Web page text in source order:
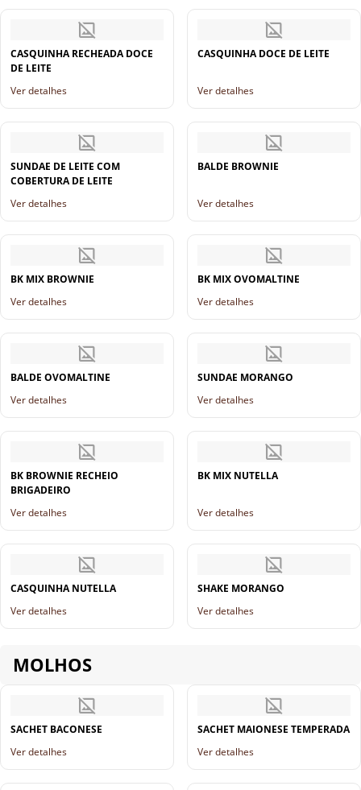
CASQUINHA RECHEADA DOCE
DE LEITE
Ver detalhes
CASQUINHA DOCE DE LEITE
Ver detalhes
SUNDAE DE LEITE COM
COBERTURA DE LEITE
Ver detalhes
BALDE BROWNIE
Ver detalhes
BK MIX BROWNIE
Ver detalhes
BK MIX OVOMALTINE
Ver detalhes
BALDE OVOMALTINE
Ver detalhes
SUNDAE MORANGO
Ver detalhes
BK BROWNIE RECHEIO
BRIGADEIRO
Ver detalhes
BK MIX NUTELLA
Ver detalhes
CASQUINHA NUTELLA
Ver detalhes
SHAKE MORANGO
Ver detalhes
MOLHOS
SACHET BACONESE
Ver detalhes
SACHET MAIONESE TEMPERADA
Ver detalhes